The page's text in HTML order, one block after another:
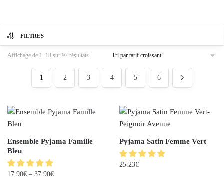
FILTRES
Affichage de 1–18 sur 97 résultats
1 2 3 4 5 6
Ensemble Pyjama Famille
Bleu
17.90€ – 37.90€
Pyjama Satin Femme Vert
25.23€